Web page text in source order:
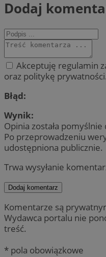
Dodaj
Akceptuję regulamin
oraz politykę prywatności.
Błąd:
Wynik:
Opinia została pomyślnie
Po przeprowadzeniu
udostępniona publicznie.
Trwa wysyłanie
Dodaj komentarz
Komentarze są
Wydawca portalu nie
treść.
* pola obowiązkowe